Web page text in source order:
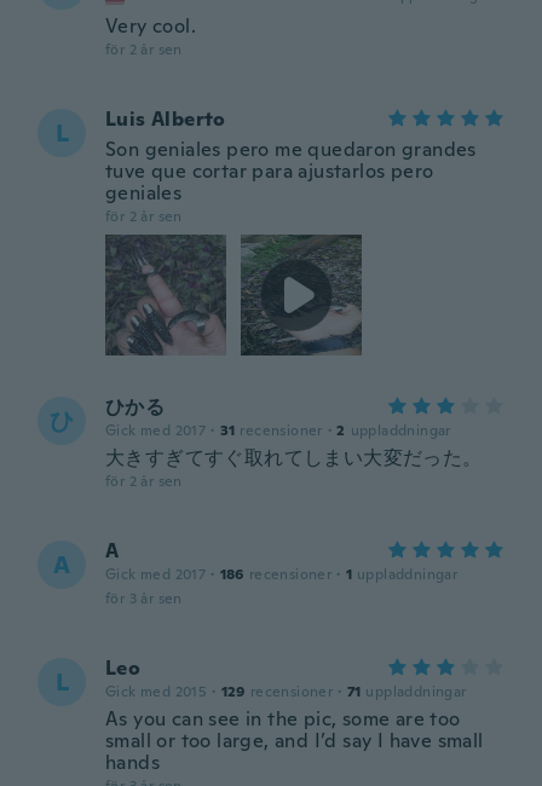
Very cool.
för 2 år sen
L
Luis Alberto
Son geniales pero me quedaron grandes
tuve que cortar para ajustarlos pero
geniales
för 2 år sen
ひ ひかる
Gick med 2017 · 31 recensioner · 2 uppladdningar
大きすぎてすぐ取れてしまい大変だった。
för 2 år sen
A A
Gick med 2017 · 186 recensioner · 1 uppladdningar
för 3 år sen
L Leo
Gick med 2015 · 129 recensioner · 71 uppladdningar
As you can see in the pic, some are too
small or too large, and I’d say I have small
hands